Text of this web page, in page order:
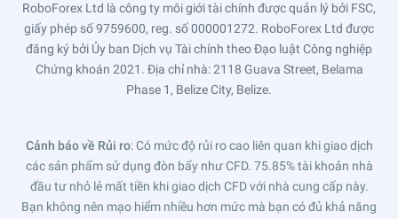
RoboForex Ltd là công ty môi giới tài chính được quản lý bởi FSC,
giấy phép số 9759600, reg. số 000001272. RoboForex Ltd được
đăng ký bởi Ủy ban Dịch vụ Tài chính theo Đạo luật Công nghiệp
Chứng khoán 2021. Địa chỉ nhà: 2118 Guava Street, Belama
Phase 1, Belize City, Belize.
Cảnh báo về Rủi ro: Có mức độ rủi ro cao liên quan khi giao dịch
các sản phẩm sử dụng đòn bẩy như CFD. 75.85% tài khoản nhà
đầu tư nhỏ lẻ mất tiền khi giao dịch CFD với nhà cung cấp này.
Bạn không nên mạo hiểm nhiều hơn mức mà bạn có đủ khả năng